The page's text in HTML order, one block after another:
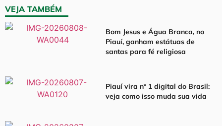
VEJA TAMBÉM
Bom Jesus e Água Branca, no
Piauí, ganham estátuas de
santas para fé religiosa
Piauí vira nº 1 digital do Brasil:
veja como isso muda sua vida